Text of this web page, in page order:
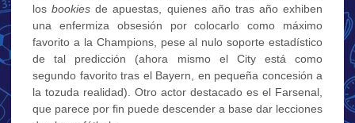
losbookiesde apuestas, quienes año tras año exhiben
una enfermiza obsesión por colocarlo como máximo
favorito a la Champions, pese al nulo soporte estadístico
de tal predicción (ahora mismo el City está como
segundo favorito tras el Bayern, en pequeña concesión a
la tozuda realidad). Otro actor destacado es el Farsenal,
que parece por fin puede descender a base dar lecciones